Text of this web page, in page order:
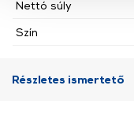
szolgáltatásaink
További információk:
Nettó súly
Szín
Részletes ismertető